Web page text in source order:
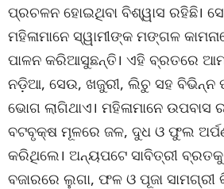
ପ୍ରଚଳନ ହୋଇଥିବା ବିଶ୍ୱାସ ରହିଛି।
ମହିଳାମାନେ ସ୍ୱାମୀଙ୍କ ମଙ୍ଗଳ
ପାଳନ କରିଆସୁଛନ୍ତି। ଏହି ବ୍ରତରେ
ନଡ଼ିଆ, ସେଉ, ଖଜୁରୀ, ଲିଚୁ ସହ ବିଭିନ୍ନ
ଭୋଗ ଲାଗିଥାଏ। ମହିଳାମାନେ
ବଟବୃକ୍ଷ ମୂଳରେ ଜଳ, ଦୁଧ ଓ ଫୁଲ
କରିଥିଲେ। ଅନ୍ୟପଟେ ସାବିତ୍ରୀ
ବଜାରରେ ଲୁଗା, ଫଳ ଓ ପୂଜା ସାମଗ୍ରୀ